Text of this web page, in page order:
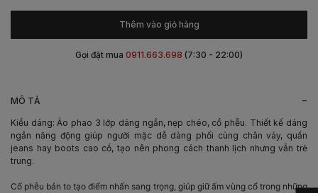
MÔ TẢ -
Kiểu dáng: Áo phao 3 lớp dáng ngắn, nẹp chéo, cổ phễu. Thiết kế dáng
ngắn năng động giúp người mặc dễ dàng phối cùng chân váy, quần
jeans hay boots cao cổ, tạo nên phong cách thanh lịch nhưng vẫn trẻ
trung.
Cổ phễu bản to tạo điểm nhấn sang trọng, giúp giữ ấm vùng cổ trong những
Thêm vào giỏ hàng
Gọi đặt mua 0911.663.698 (7:30 - 22:00)